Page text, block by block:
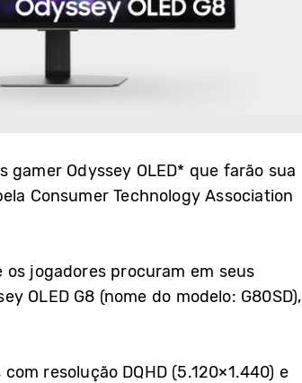
Odyssey OLED* que farão sua
Consumer Technology Association
os jogadores procuram em seus
OLED G8 (nome do modelo: G80SD),
resolução DQHD (5.120×1.440) e